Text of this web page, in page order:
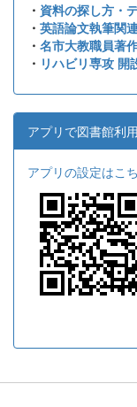
・ 資料の探し方・
・ 英語論文執筆関
・ 名市大教職員著
・ リハビリ専攻 開
アプリで図書館利用
アプリの設定はこ